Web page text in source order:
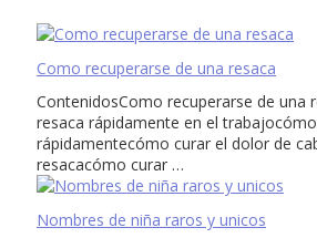
Como recuperarse de una resaca
ContenidosComo recuperarse de una
resaca rápidamente en el
rápidamentecómo curar el dolor de
resacacómo curar …
Nombres de niña raros y unicos